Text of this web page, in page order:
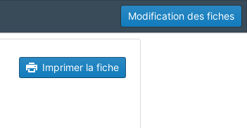
Modification des fiches
Imprimer la fiche